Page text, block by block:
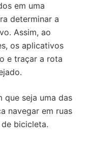
em uma
determinar a
Assim, ao
os aplicativos
e traçar a rota
que seja uma das
navegar em ruas
bicicleta.